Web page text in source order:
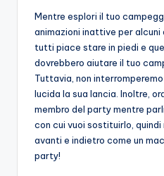
Mentre esplori il tuo
animazioni inattive per alcuni
tutti piace stare in piedi e
dovrebbero aiutare il tuo
Tuttavia, non
lucida la sua lancia. Inoltre,
membro del party mentre
con cui vuoi sostituirlo, quindi
avanti e indietro come un
party!